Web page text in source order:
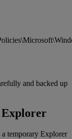
and backed up
Explorer
a temporary Explorer